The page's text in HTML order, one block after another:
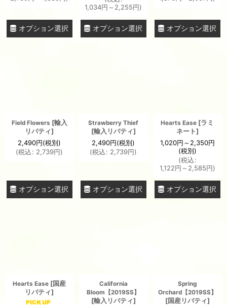
オプション選択
1,034円 ～2,255円)
オプション選択 オプション選択
Field Flowers [輸入
リバティ]
2,490円(税別)
(税込: 2,739円)
オプション選択
Strawberry Thief
[輸入リバティ]
2,490円(税別)
(税込: 2,739円)
オプション選択
Hearts Ease [ラミ
ネート]
1,020円～2,350円
(税別)
(税込:
1,122円 ～2,585円)
オプション選択
Hearts Ease [国産
リバティ]
California
Bloom【2019SS】
[輸入リバティ]
Spring
Orchard【2019SS】
[国産リバティ]